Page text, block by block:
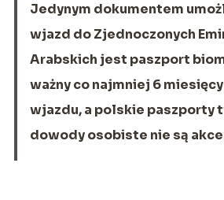
Jedynym dokumentem
wjazd do Zjednoczonych
Arabskich jest paszport
ważny co najmniej 6
wjazdu, a polskie paszporty
dowody osobiste nie są